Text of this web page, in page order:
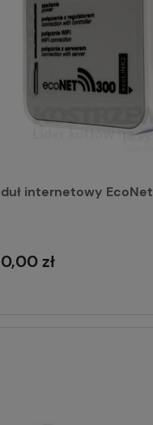
internetowy EcoNet
zł